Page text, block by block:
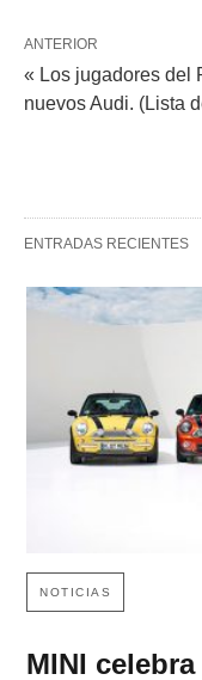
ANTERIOR
« Los jugadores del
nuevos Audi. (Lista
ENTRADAS RECIENTES
NOTICIAS
MINI